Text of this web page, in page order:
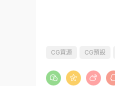
CG資源 CG預設